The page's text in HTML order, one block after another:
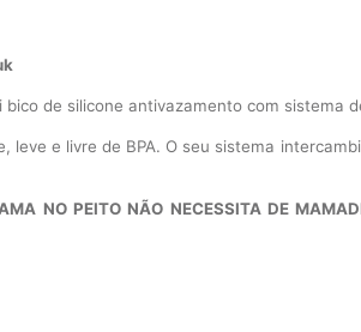
de silicone antivazamento com
leve e livre de BPA. O seu sistema
NO PEITO NÃO NECESSITA DE